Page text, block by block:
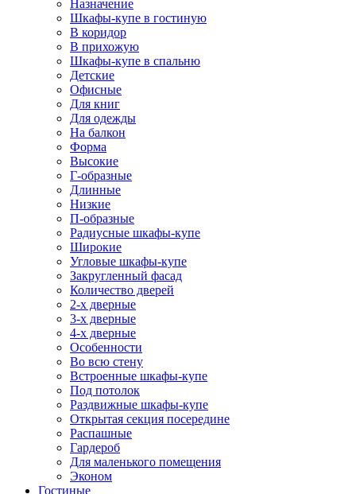
Назначение
Шкафы-купе в гостиную
В коридор
В прихожую
Шкафы-купе в спальню
Детские
Офисные
Для книг
Для одежды
На балкон
Форма
Высокие
Г-образные
Длинные
Низкие
П-образные
Радиусные шкафы-купе
Широкие
Угловые шкафы-купе
Закругленный фасад
Количество дверей
2-х дверные
3-х дверные
4-х дверные
Особенности
Во всю стену
Встроенные шкафы-купе
Под потолок
Раздвижные шкафы-купе
Открытая секция посередине
Распашные
Гардероб
Для маленького помещения
Эконом
Гостиные